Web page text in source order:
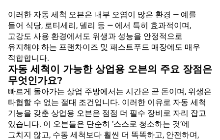
이러한 자동 세척 오븐은 내부 오염이 많은 환경 — 예를
들어 식당, 로티세리, 델리 등 — 에서 특히 효과적이며,
고강도 사용 환경에서도 위생과 성능을 안정적으로
유지해야 하는 프랜차이즈 및 패스트푸드 매장에도 매우
적합합니다.
자동 세척이 가능한 상업용 오븐의 주요 장점은
무엇인가요?
빠르게 돌아가는 상업 주방에서는 시간은 곧 돈이며, 위생은
타협할 수 없는 절대 조건입니다. 이러한 이유로 자동 세척
기능을 갖춘 상업용 오븐은 점점 더 필수 장비로 자리 잡고
있습니다. 이 오븐들은 단순히 ‘스스로 청소하는 것’에
그치지 않고, 수동 세척보다 훨씬 더 똑똑하고, 안전하며,